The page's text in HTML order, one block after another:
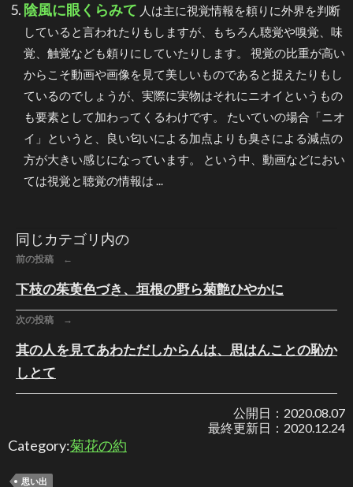
陰風に眼くらみて 人は主に視覚情報を頼りに外界を判断
していると言われたりもしますが、もちろん聴覚や嗅覚、味
覚、触覚なども頼りにしていたりします。 視覚の比重が高い
からこそ動画や画像を見て美しいものであると捉えたりもし
ているのでしょうが、実際に実物はそれにニオイというもの
も要素として加わってくるわけです。 たいていの場合「ニオ
イ」というと、良い匂いによる加点よりも臭さによる減点の
方が大きい感じになっています。 という中、動画などにおい
ては視覚と聴覚の情報は ...
同じカテゴリ内の
前の投稿 ←
下枝の茱萸色づき、垣根の野ら菊艶ひやかに
次の投稿 →
其の人を見てあわただしからんは、思はんことの恥か
しとて
公開日： 2020.08.07
最終更新日： 2020.12.24
Category:菊花の約
思い出